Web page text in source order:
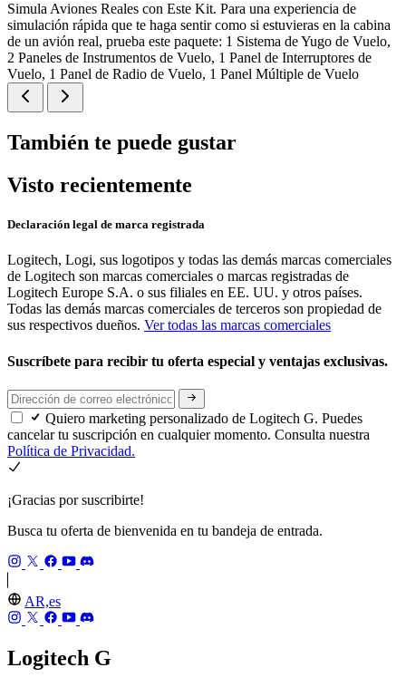
Simula Aviones Reales con Este Kit. Para una experiencia de
simulación rápida que te haga sentir como si estuvieras en la cabina
de un avión real, prueba este paquete: 1 Sistema de Yugo de Vuelo,
2 Paneles de Instrumentos de Vuelo, 1 Panel de Interruptores de
Vuelo, 1 Panel de Radio de Vuelo, 1 Panel Múltiple de Vuelo
También te puede gustar
Visto recientemente
Declaración legal de marca registrada
Logitech, Logi, sus logotipos y todas las demás marcas comerciales
de Logitech son marcas comerciales o marcas registradas de
Logitech Europe S.A. o sus filiales en EE. UU. y otros países.
Todas las demás marcas comerciales de terceros son propiedad de
sus respectivos dueños. Ver todas las marcas comerciales
Suscríbete para recibir tu oferta especial y ventajas exclusivas.
Quiero marketing personalizado de Logitech G. Puedes
cancelar tu suscripción en cualquier momento. Consulta nuestra
Política de Privacidad.
¡Gracias por suscribirte!
Busca tu oferta de bienvenida en tu bandeja de entrada.
AR,es
Logitech G